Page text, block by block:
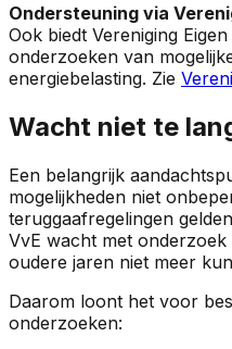
Ondersteuning via
Ook biedt Vereniging
onderzoeken van
energiebelasting. Zie
Wacht niet te
Een belangrijk
mogelijkheden niet
teruggaafregelingen
VvE wacht met
oudere jaren niet meer
Daarom loont het voor
onderzoeken: